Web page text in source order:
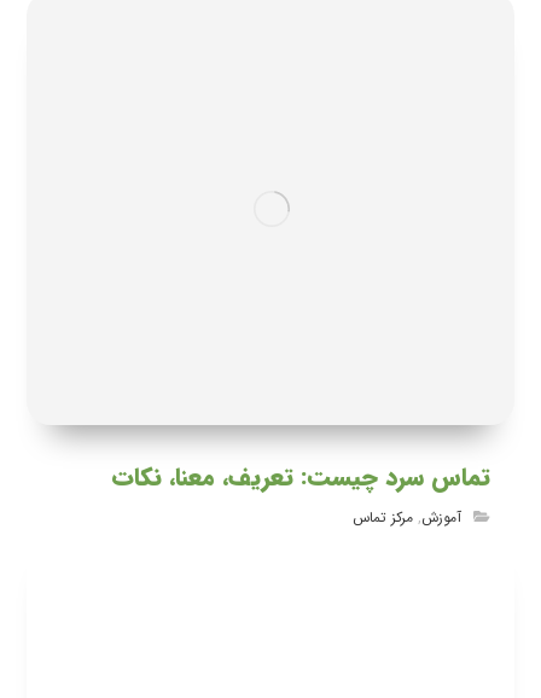
تماس سرد چیست: تعریف، معنا، نکات
آموزش,مرکز تماس